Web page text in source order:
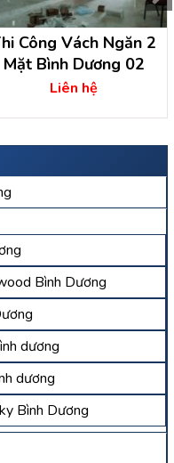
Bình Dương
dương
dương
Bình Dương
Công Vách Ngăn 2
Mặt Bình Dương 02
Liên hệ